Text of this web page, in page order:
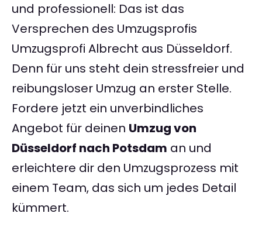
und professionell: Das ist das
Versprechen des Umzugsprofis
Umzugsprofi Albrecht aus Düsseldorf.
Denn für uns steht dein stressfreier und
reibungsloser Umzug an erster Stelle.
Fordere jetzt ein unverbindliches
Angebot für deinen Umzug von
Düsseldorf nach Potsdam an und
erleichtere dir den Umzugsprozess mit
einem Team, das sich um jedes Detail
kümmert.